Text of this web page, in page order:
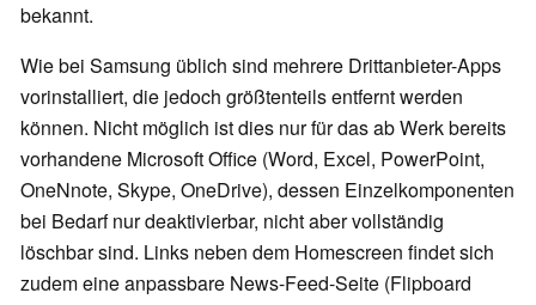
bekannt.
Wie bei Samsung üblich sind mehrere Drittanbieter-Apps
vorinstalliert, die jedoch größtenteils entfernt werden
können. Nicht möglich ist dies nur für das ab Werk bereits
vorhandene Microsoft Office (Word, Excel, PowerPoint,
OneNnote, Skype, OneDrive), dessen Einzelkomponenten
bei Bedarf nur deaktivierbar, nicht aber vollständig
löschbar sind. Links neben dem Homescreen findet sich
zudem eine anpassbare News-Feed-Seite (Flipboard